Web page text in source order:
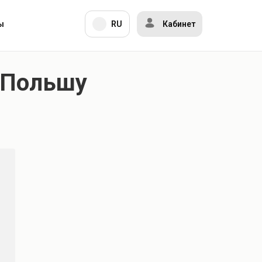
RU Кабинет